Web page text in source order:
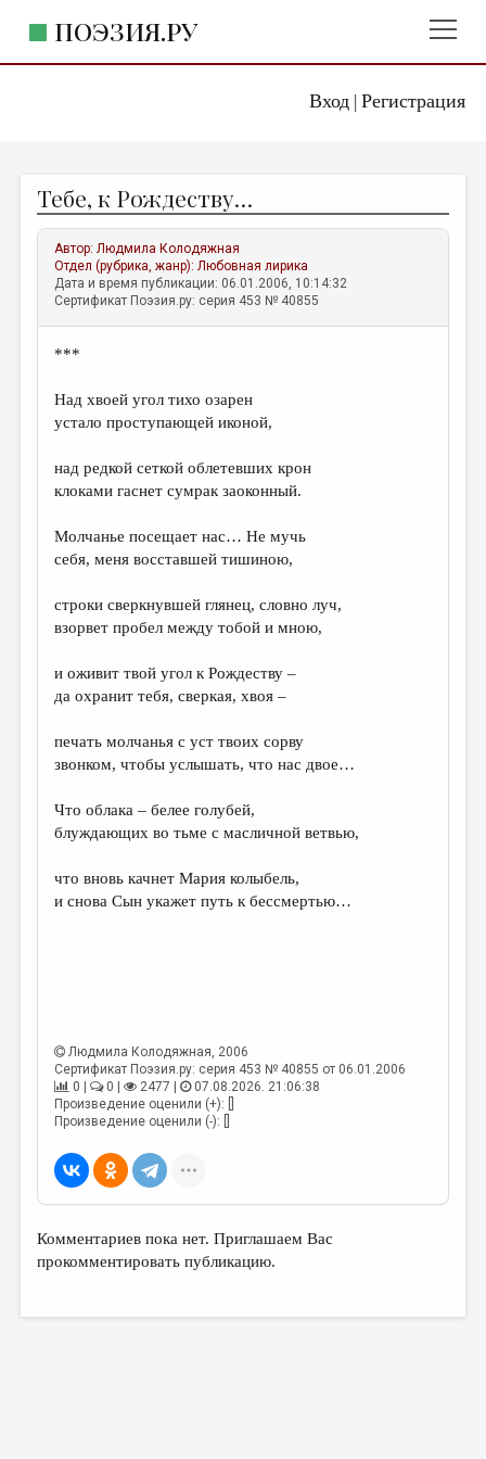
Вход| Регистрация
ПОЭЗИЯ.РУ
ЖАНРЫ
АВТОРЫ
КОММЕНТАРИИ
ЛИТСАЛОН
НОВОСТИ
ПРАВИЛА САЙТА
ИЗБРАННОЕ
ПРОИЗВЕДЕНИЯ
КОНКУРСЫ
ДЕТСКАЯ КОМНАТА
КНИЖНАЯ ПОЛКА
ОБЗОР ЛИТЕРАТУРЫ
ОБЪЯВЛЕНИЯ
РЕДКОЛЛЕГИЯ
ЛИТЕРАТУРОВЕДЕНИЕ
КУЛЬТУРОВЕДЕНИЕ
ПУБЛИЦИСТИКА
РЕЦЕНЗИРОВАНИЕ
ЦИКЛЫ ПУБЛИКАЦИЙ
ТРЕДИАКОВСКИЙ
ВКОНТАКТЕ
Тебе, к Рождеству…
Автор:Людмила Колодяжная
Отдел (рубрика, жанр):Любовная лирика
Дата и время публикации: 06.01.2006, 10:14:32
Сертификат Поэзия.ру: серия 453 № 40855
***
Над хвоей угол тихо озарен
устало проступающей иконой,
над редкой сеткой облетевших крон
клоками гаснет сумрак заоконный.
Молчанье посещает нас… Не мучь
себя, меня восставшей тишиною,
строки сверкнувшей глянец, словно луч,
взорвет пробел между тобой и мною,
и оживит твой угол к Рождеству –
да охранит тебя, сверкая, хвоя –
печать молчанья с уст твоих сорву
звонком, чтобы услышать, что нас двое…
Что облака – белее голубей,
блуждающих во тьме с масличной ветвью,
что вновь качнет Мария колыбель,
и снова Сын укажет путь к бессмертью…
Людмила Колодяжная, 2006
Сертификат Поэзия.ру: серия 453 № 40855 от 06.01.2006
0 |
0 | 2477 |
07.08.2026. 21:06:38
Произведение оценили (+): []
Произведение оценили (-): []
Комментариев пока нет. Приглашаем Вас
прокомментировать публикацию.